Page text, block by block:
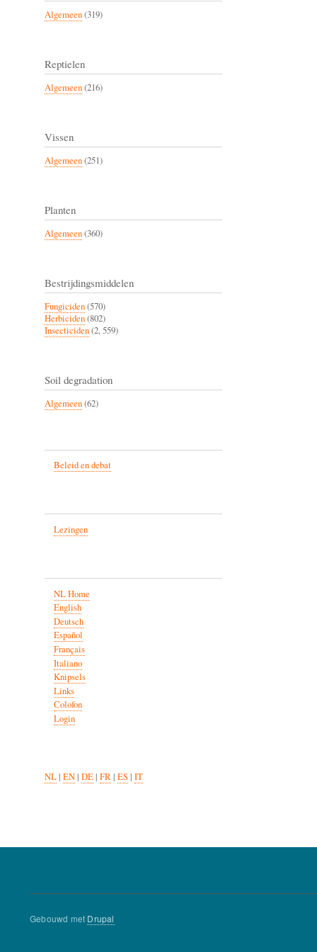
Algemeen(319)
Reptielen
Algemeen(216)
Vissen
Algemeen(251)
Planten
Algemeen(360)
Bestrijdingsmiddelen
Fungiciden(570)
Herbiciden(802)
Insecticiden(2, 559)
Soil degradation
Algemeen(62)
Beleid en debat
Lezingen
NL Home
English
Deutsch
Español
Français
Italiano
Knipsels
Links
Colofon
Login
NL| EN| DE| FR| ES| IT
Gebouwd met Drupal